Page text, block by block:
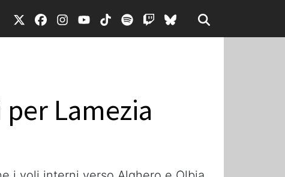
Lamezia